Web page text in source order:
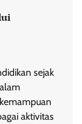
sejak
aktivitas